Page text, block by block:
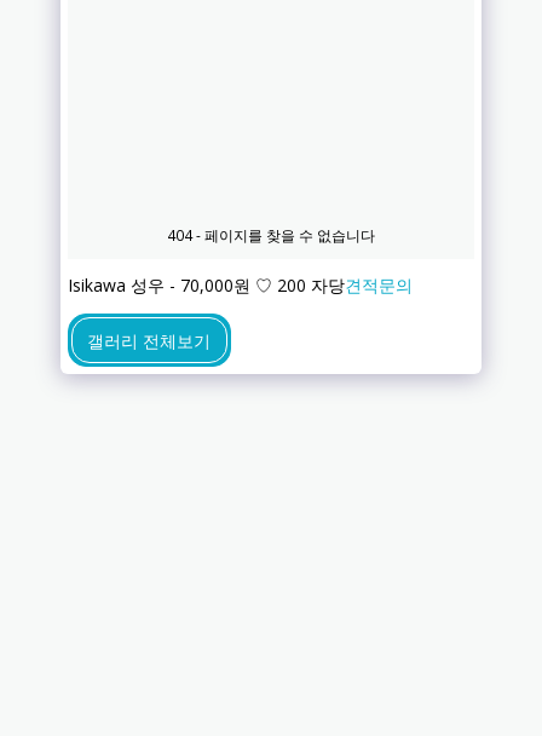
Isikawa 성우 - 70,000원 ♡ 200 자당견적문의
갤러리 전체보기